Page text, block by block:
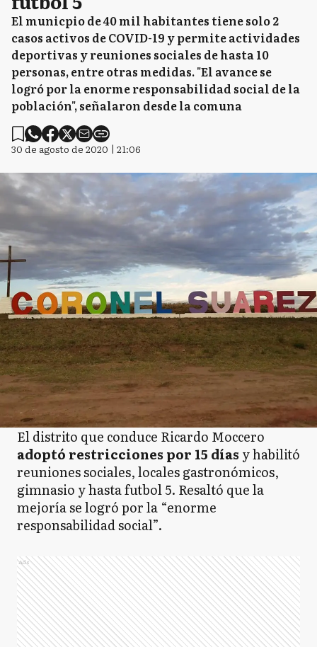
El municpio de 40 mil habitantes tiene solo 2
casos activos de COVID-19 y permite actividades
deportivas y reuniones sociales de hasta 10
personas, entre otras medidas. "El avance se
logró por la enorme responsabilidad social de la
población", señalaron desde la comuna
30 de agosto de 2020 | 21:06
El distrito que conduce Ricardo Moccero
adoptó restricciones por 15 días y habilitó
reuniones sociales, locales gastronómicos,
gimnasio y hasta futbol 5. Resaltó que la
mejoría se logró por la “enorme
responsabilidad social”.
Ads